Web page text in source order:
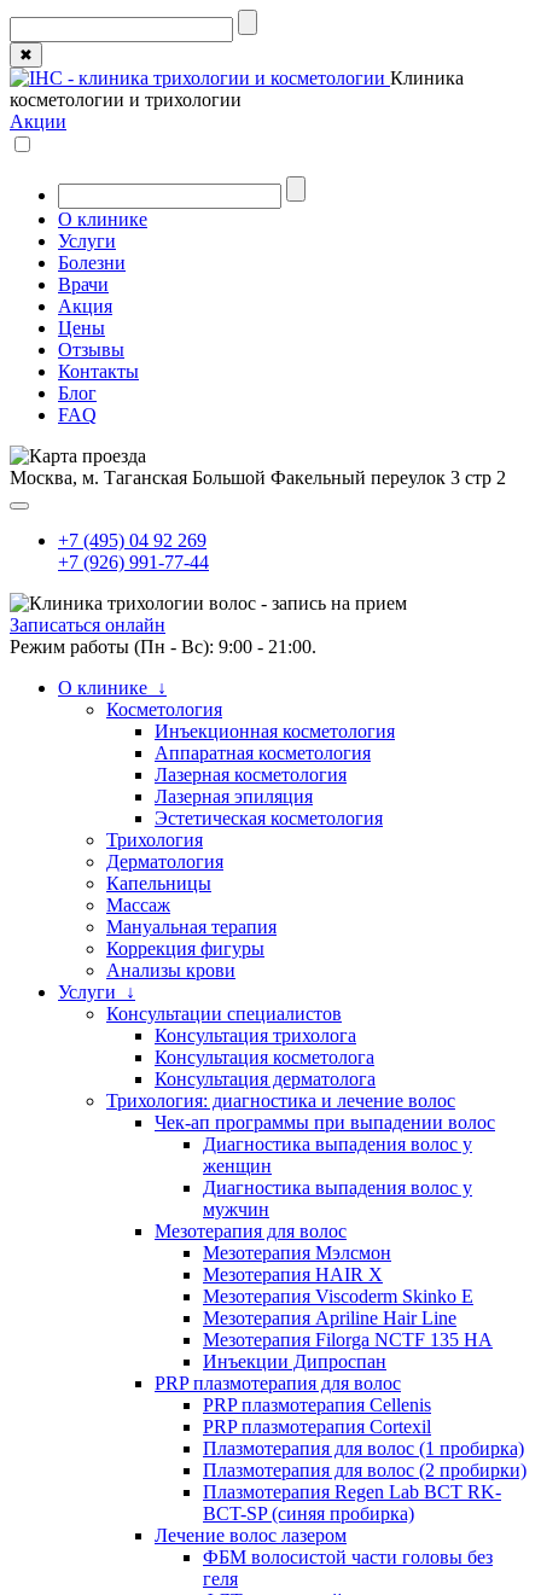
✖
Клиника
косметологии и трихологии
Акции
О клинике
Услуги
Болезни
Врачи
Акция
Цены
Отзывы
Контакты
Блог
FAQ
Москва, м. Таганская Большой Факельный переулок 3 стр 2
+7 (495) 04 92 269
+7 (926) 991-77-44
Записаться онлайн
Режим работы (Пн - Вс): 9:00 - 21:00.
О клинике ↓
Косметология
Инъекционная косметология
Аппаратная косметология
Лазерная косметология
Лазерная эпиляция
Эстетическая косметология
Трихология
Дерматология
Капельницы
Массаж
Мануальная терапия
Коррекция фигуры
Анализы крови
Услуги ↓
Консультации специалистов
Консультация трихолога
Консультация косметолога
Консультация дерматолога
Трихология: диагностика и лечение волос
Чек-ап программы при выпадении волос
Диагностика выпадения волос у
женщин
Диагностика выпадения волос у
мужчин
Мезотерапия для волос
Мезотерапия Мэлсмон
Мезотерапия HAIR X
Мезотерапия Viscoderm Skinko E
Мезотерапия Apriline Hair Line
Мезотерапия Filorga NCTF 135 HA
Инъекции Дипроспан
PRP плазмотерапия для волос
PRP плазмотерапия Cellenis
PRP плазмотерапия Cortexil
Плазмотерапия для волос (1 пробирка)
Плазмотерапия для волос (2 пробирки)
Плазмотерапия Regen Lab BCT RK-
BCT-SP (синяя пробирка)
Лечение волос лазером
ФБМ волосистой части головы без
геля